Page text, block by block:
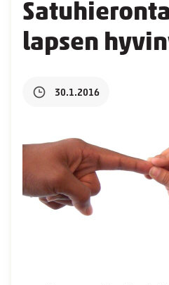
lapsen
30.1.2016